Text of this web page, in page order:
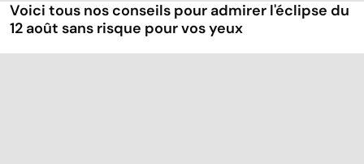
Voici tous nos conseils pour admirer l'éclipse du
12 août sans risque pour vos yeux